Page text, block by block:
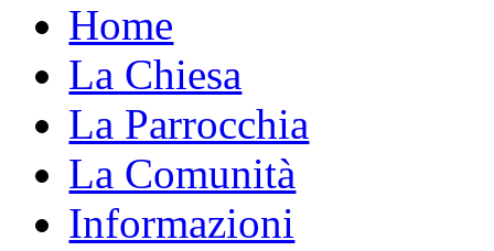
Home
La Chiesa
La Parrocchia
La Comunità
Informazioni